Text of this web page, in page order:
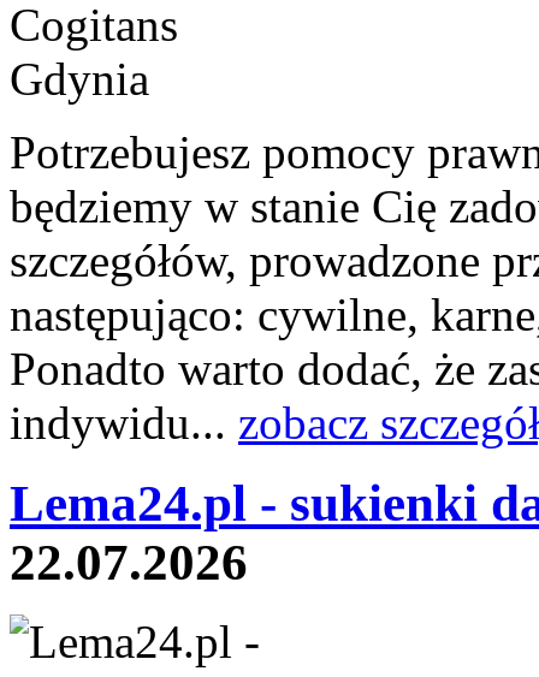
Potrzebujesz pomocy
będziemy w stanie Cię
szczegółów, prowadzone
następująco: cywilne,
Ponadto warto dodać, że
indywidu... zobacz
Lema24.pl - sukienki
22.07.2026